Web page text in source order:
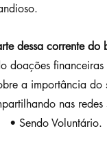
dessa corrente do
doações
a importância do
nas redes
• Sendo Voluntário.